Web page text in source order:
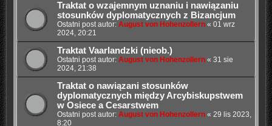
Traktat o wzajemnym uznaniu i nawiązaniu
stosunków dyplomatycznych z Bizancjum
Ostatni post autor: August von Hohenzollern« 01 wrz
2024, 20:21
Traktat Vaarlandzki (nieob.)
Ostatni post autor: August von Hohenzollern« 31 sie
2024, 21:38
Traktat o nawiązani stosunków
dyplomatycznych między Arcybiskupstwem
w Osiece a Cesarstwem
Ostatni post autor: August von Hohenzollern« 29 lis 2023,
8:20